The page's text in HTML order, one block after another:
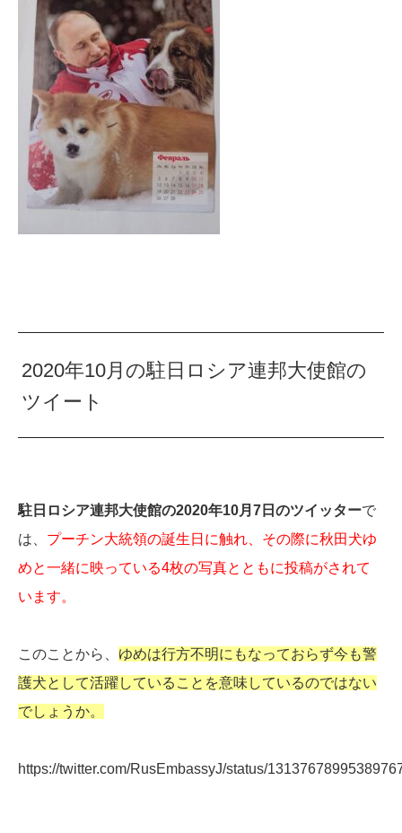
2020年10月の駐日ロシア連邦大使館の
ツイート
駐日ロシア連邦大使館の2020年10月7日のツイッターで
は、 プーチン大統領の誕生日に触れ、その際に秋田犬ゆ
めと一緒に映っている4枚の写真とともに投稿がされて
います。
このことから、 ゆめは行方不明にもなっておらず今も警
護犬として活躍していることを意味しているのではない
でしょうか。
https://twitter.com/RusEmbassyJ/status/